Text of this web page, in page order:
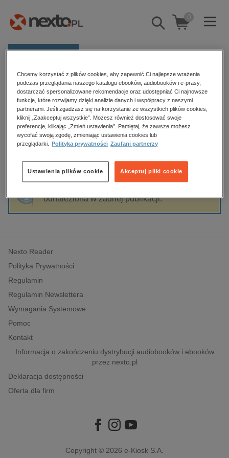
Pokaż/schowaj
wyszukiwarkę
0
Kategorie
Zobacz wszystkie E-prasa
budownictwo, aranżacja wnętrz
biznesowe, branżowe, gospodarka
dzienniki
edukacja
hobby, sport, rozrywka
komputery, internet, technologie, informatyka
polityka, społeczno-informacyjne
psychologiczne
inne
popularno-naukowe
historia
Strona główna Kazimierz Laskowski
Kazimierz Laskowski
Sortowanie Filtrowanie
odnaleziona w żadnej publikacji.
Nexto Reader
Polityka Prywatności
Regulamin
Regulamin Newslettera
Wymagania Systemowe
Pomoc
Kontakt
Informacja o zakończeniu dystrybucji audiobooków i ebooków
przez nexto.pl
Deklaracja dostępności
Oferta dla firm
Copyright © 2026 e-Kiosk S.A.
Chcemy korzystać z plików cookies, aby zapewnić Ci najlepsze wrażenia
podczas przeglądania naszego katalogu ebooków, audiobooków i e-prasy,
dostarczać spersonalizowane rekomendacje oraz udostępniać Ci najnowsze
funkcje, które rozwijamy dzięki analizie danych i współpracy z naszymi
partnerami. Jeśli zgadzasz się na korzystanie ze wszystkich plików cookies,
kliknij „Zaakceptuj wszystkie”. Możesz również dostosować swoje
preferencje, klikając „Zmień ustawienia”. Pamiętaj, że zawsze możesz
wycofać swoją zgodę, zmieniając ustawienia cookies lub
przeglądarki.
Polityka prywatności Zaufani partnerzy
Akceptuj pliki cookie
Ustawienia plików cookie